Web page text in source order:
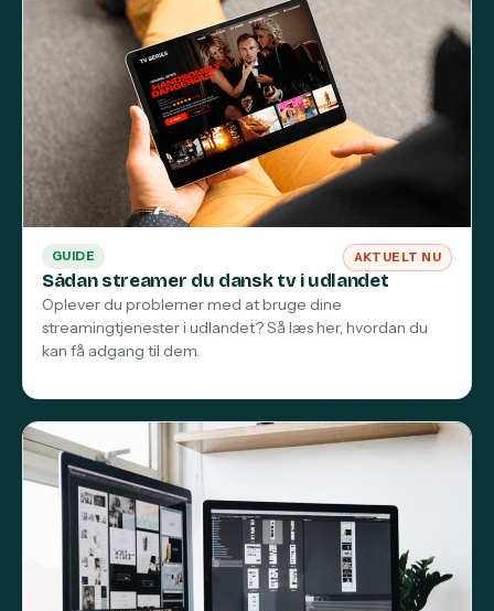
GUIDE AKTUELT NU
Sådan streamer du dansk tv i udlandet
Oplever du problemer med at bruge dine
streamingtjenester i udlandet? Så læs her, hvordan du
kan få adgang til dem.